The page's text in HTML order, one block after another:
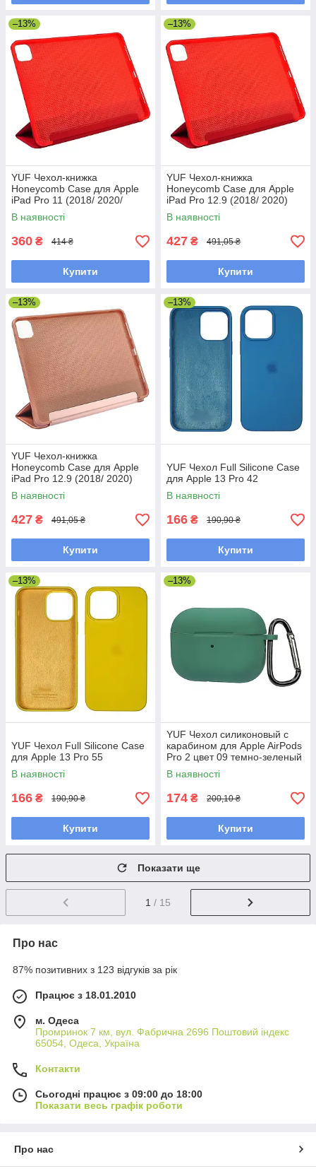
–13%
YUF Чехол-книжка
Honeycomb Case для Apple
iPad Pro 11 (2018/ 2020/
2021) цвет 04 красный
В наявності
360 ₴ 414 ₴
Купити
–13%
YUF Чехол-книжка
Honeycomb Case для Apple
iPad Pro 12.9 (2018/ 2020)
цвет 04 красный
В наявності
427 ₴ 491,05 ₴
Купити
–13%
YUF Чехол-книжка
Honeycomb Case для Apple
iPad Pro 12.9 (2018/ 2020)
цвет 06 розово-золотистый
В наявності
427 ₴ 491,05 ₴
Купити
–13%
YUF Чехол Full Silicone Case
для Apple 13 Pro 42
В наявності
166 ₴ 190,90 ₴
Купити
–13%
YUF Чехол Full Silicone Case
для Apple 13 Pro 55
В наявності
166 ₴ 190,90 ₴
Купити
–13%
YUF Чехол силиконовый с
карабином для Apple AirPods
Pro 2 цвет 09 темно-зеленый
Люкс
В наявності
174 ₴ 200,10 ₴
Купити
Показати ще
1 / 15
Про нас
87% позитивних з 123 відгуків за рік
Працює з 18.01.2010
м. Одеса
Промринок 7 км, вул. Фабрична 2696 Поштовий індекс
65054, Одеса, Україна
Контакти
Сьогодні працює з 09:00 до 18:00
Показати весь графік роботи
Про нас